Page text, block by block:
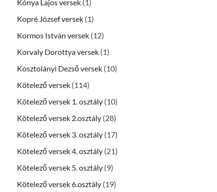
Kónya Lajos versek (1)
Kopré József versek (1)
Kormos István versek (12)
Korvaly Dorottya versek (1)
Kosztolányi Dezső versek (10)
Kötelező versek (114)
Kötelező versek 1. osztály (10)
Kötelező versek 2.osztály (28)
Kötelező versek 3. osztály (17)
Kötelező versek 4. osztály (21)
Kötelező versek 5. osztály (9)
Kötelező versek 6.osztály (19)